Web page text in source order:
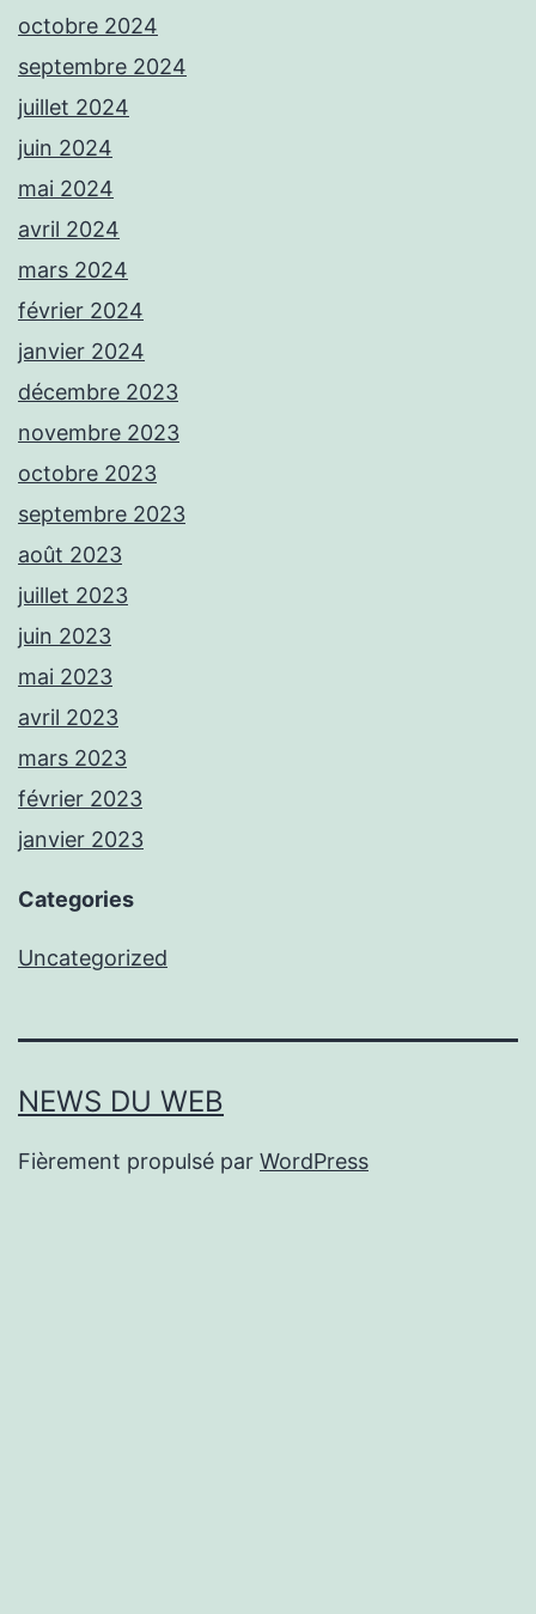
octobre 2024
septembre 2024
juillet 2024
juin 2024
mai 2024
avril 2024
mars 2024
février 2024
janvier 2024
décembre 2023
novembre 2023
octobre 2023
septembre 2023
août 2023
juillet 2023
juin 2023
mai 2023
avril 2023
mars 2023
février 2023
janvier 2023
Categories
Uncategorized
NEWS DU WEB
Fièrement propulsé par WordPress